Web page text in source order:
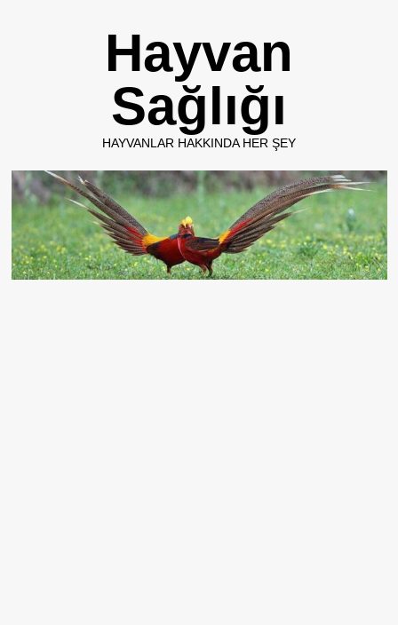
Hayvan
Sağlığı
HAYVANLAR HAKKINDA HER ŞEY